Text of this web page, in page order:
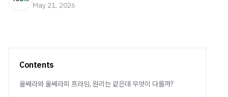
May 21, 2026
Contents
울쎄라와 울쎄라피 프라임, 원리는 같은데 무엇이 다를까?